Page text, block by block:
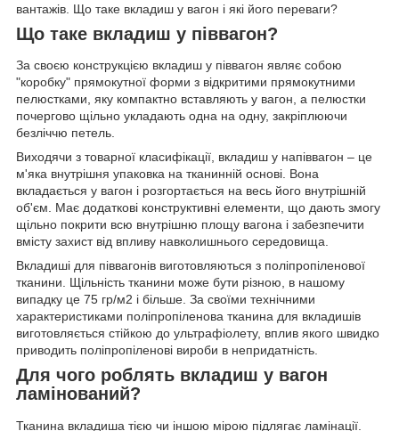
вантажів. Що таке вкладиш у вагон і які його переваги?
Що таке вкладиш у піввагон?
За своєю конструкцією вкладиш у піввагон являє собою
"коробку" прямокутної форми з відкритими прямокутними
пелюстками, яку компактно вставляють у вагон, а пелюстки
почергово щільно укладають одна на одну, закріплюючи
безліччю петель.
Виходячи з товарної класифікації, вкладиш у напіввагон – це
м'яка внутрішня упаковка на тканинній основі. Вона
вкладається у вагон і розгортається на весь його внутрішній
об'єм. Має додаткові конструктивні елементи, що дають змогу
щільно покрити всю внутрішню площу вагона і забезпечити
вмісту захист від впливу навколишнього середовища.
Вкладиші для піввагонів виготовляються з поліпропіленової
тканини. Щільність тканини може бути різною, в нашому
випадку це 75 гр/м2 і більше. За своїми технічними
характеристиками поліпропіленова тканина для вкладишів
виготовляється стійкою до ультрафіолету, вплив якого швидко
приводить поліпропіленові вироби в непридатність.
Для чого роблять вкладиш у вагон
ламінований?
Тканина вкладиша тією чи іншою мірою підлягає ламінації.